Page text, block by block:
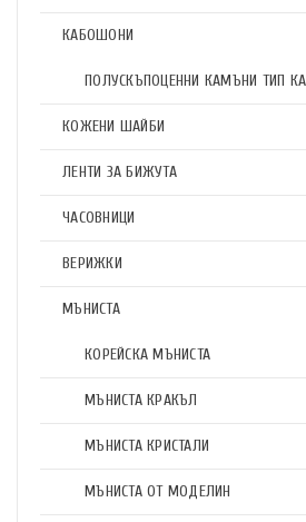
КАБОШОНИ
ПОЛУСКЪПОЦЕННИ КАМЪНИ ТИП
КОЖЕНИ ШАЙБИ
ЛЕНТИ ЗА БИЖУТА
ЧАСОВНИЦИ
ВЕРИЖКИ
МЪНИСТА
КОРЕЙСКА МЪНИСТА
МЪНИСТА КРАКЪЛ
МЪНИСТА КРИСТАЛИ
МЪНИСТА ОТ МОДЕЛИН